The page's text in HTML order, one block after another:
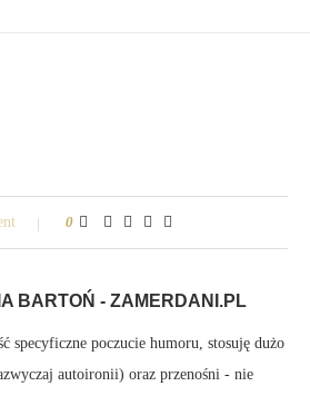
0
BARTOŃ - ZAMERDANI.PL
specyficzne poczucie humoru, stosuję dużo
autoironii) oraz przenośni - nie